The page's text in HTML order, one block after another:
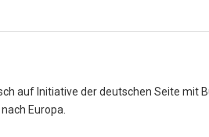
auf Initiative der deutschen Seite mit
Europa.